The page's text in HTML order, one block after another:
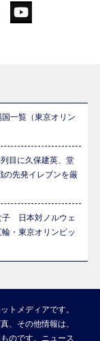
一覧（東京オリン
目に久保建英、堂
先発イレブンを厳
子 日本対ノルウェ
・東京オリンピッ
トメディアです。
、その他情報は、
のです。ニュース